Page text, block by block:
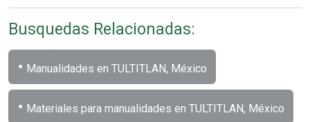
Busquedas Relacionadas:
• Manualidades en TULTITLAN, México
• Materiales para manualidades en TULTITLAN, México